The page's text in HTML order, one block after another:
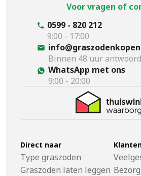
Voor vragen of
0599 - 820 212
9:00 - 17:00
Binnen 48 uur antwoord
WhatsApp met ons
9:00 - 20:00
Direct naar
Type graszoden
Graszoden laten leggen